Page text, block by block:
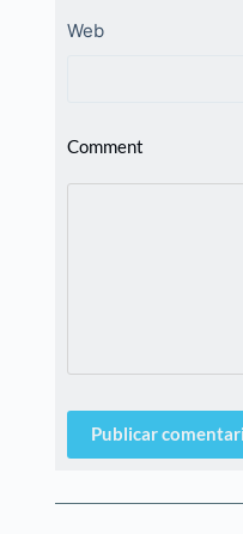
Web
Comment
Publicar